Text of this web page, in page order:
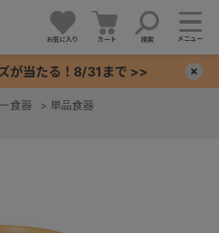
お気に入り カート 検索 メニュー
が当たる！8/31まで >>
食器 > 単品食器